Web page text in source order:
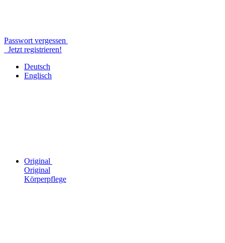
Passwort vergessen
Jetzt registrieren!
Deutsch
Englisch
Original
Original
Körperpflege